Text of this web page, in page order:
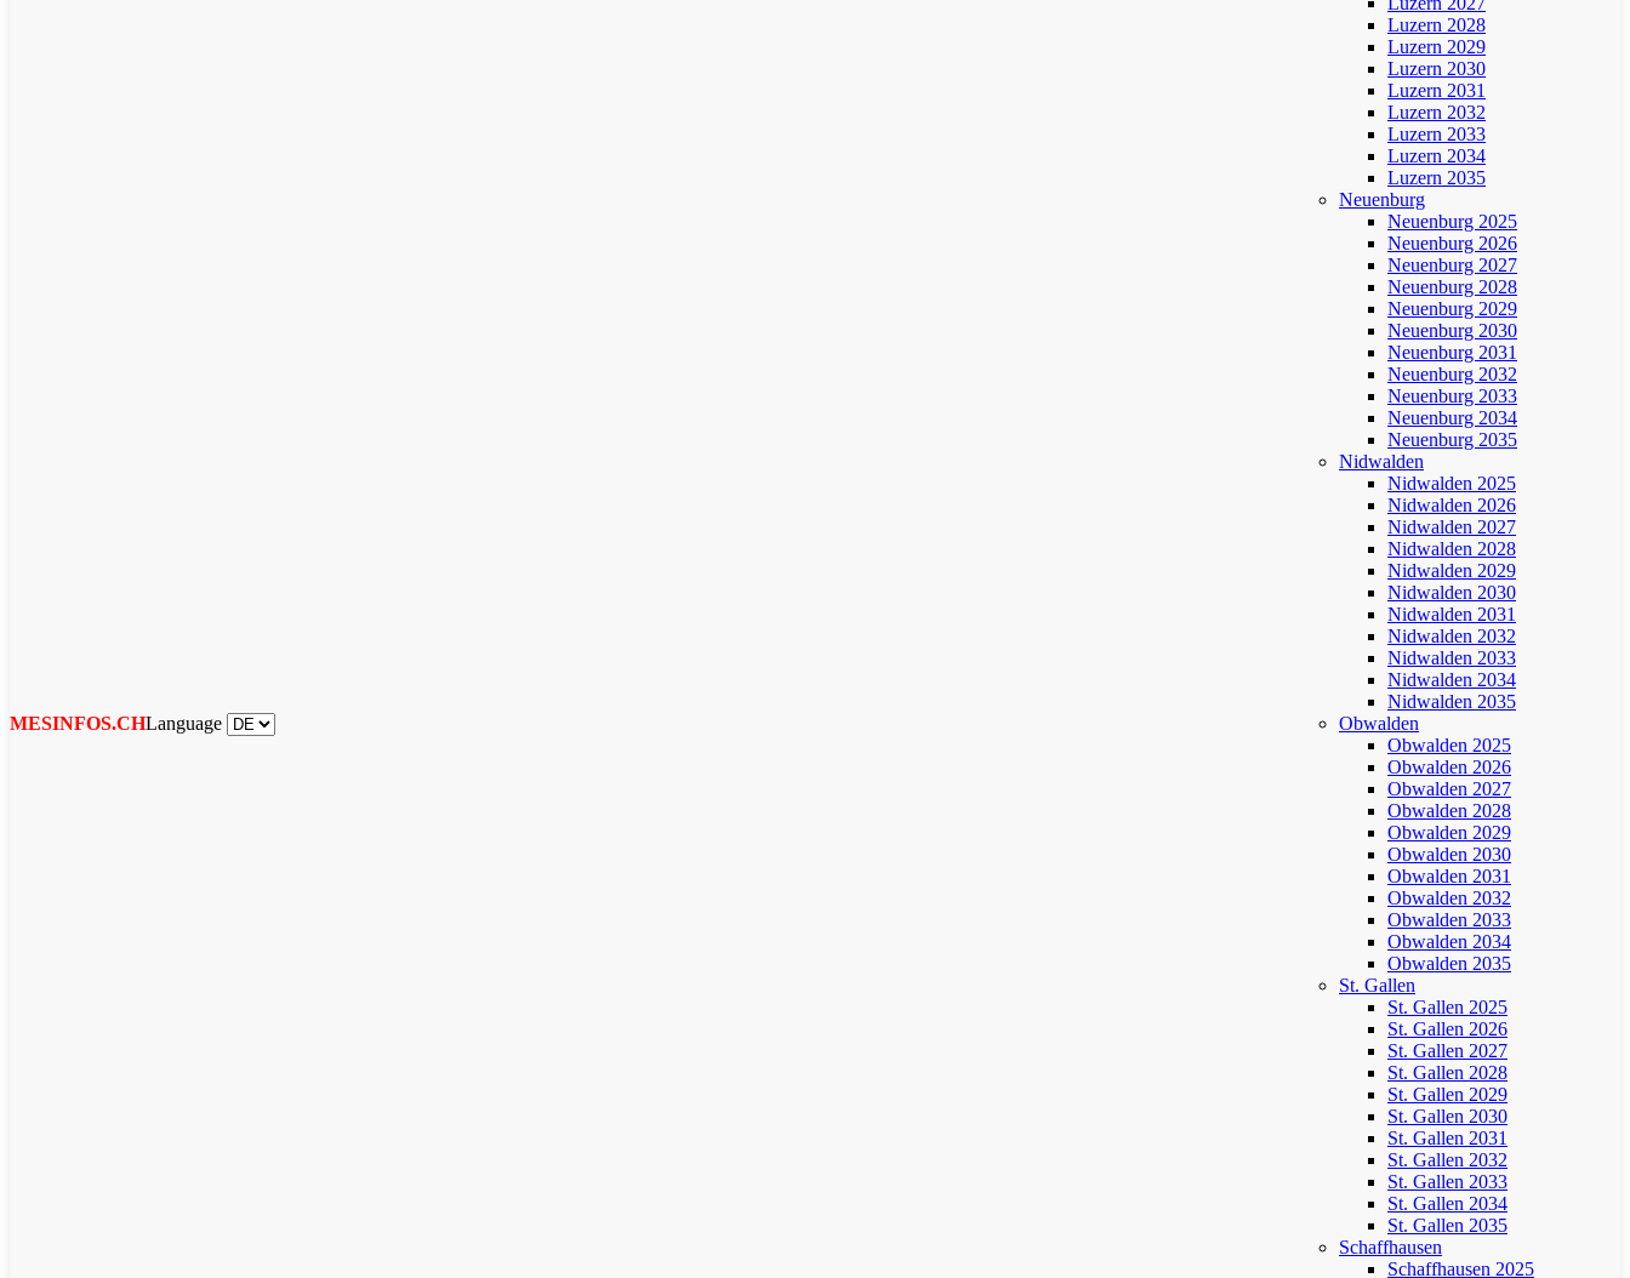
MESINFOS.CHLanguage
Luzern 2028
Luzern 2029
Luzern 2030
Luzern 2031
Luzern 2032
Luzern 2033
Luzern 2034
Luzern 2035
Neuenburg
Neuenburg 2025
Neuenburg 2026
Neuenburg 2027
Neuenburg 2028
Neuenburg 2029
Neuenburg 2030
Neuenburg 2031
Neuenburg 2032
Neuenburg 2033
Neuenburg 2034
Neuenburg 2035
Nidwalden
Nidwalden 2025
Nidwalden 2026
Nidwalden 2027
Nidwalden 2028
Nidwalden 2029
Nidwalden 2030
Nidwalden 2031
Nidwalden 2032
Nidwalden 2033
Nidwalden 2034
Nidwalden 2035
Obwalden
Obwalden 2025
Obwalden 2026
Obwalden 2027
Obwalden 2028
Obwalden 2029
Obwalden 2030
Obwalden 2031
Obwalden 2032
Obwalden 2033
Obwalden 2034
Obwalden 2035
St. Gallen
St. Gallen 2025
St. Gallen 2026
St. Gallen 2027
St. Gallen 2028
St. Gallen 2029
St. Gallen 2030
St. Gallen 2031
St. Gallen 2032
St. Gallen 2033
St. Gallen 2034
St. Gallen 2035
Schaffhausen
Schaffhausen 2025